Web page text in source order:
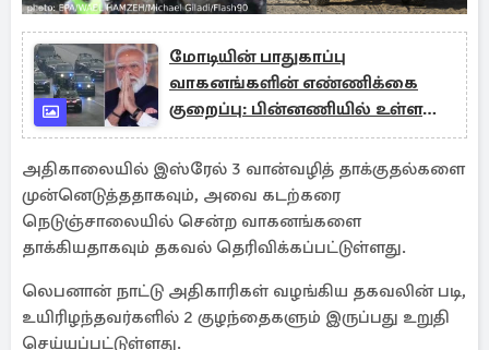
மோடியின் பாதுகாப்பு
வாகனங்களின் எண்ணிக்கை
குறைப்பு: பின்னணியில் உள்ள
காரணம்
அதிகாலையில் இஸ்ரேல் 3 வான்வழித் தாக்குதல்களை
முன்னெடுத்ததாகவும், அவை கடற்கரை
நெடுஞ்சாலையில் சென்ற வாகனங்களை
தாக்கியதாகவும் தகவல் தெரிவிக்கப்பட்டுள்ளது.
லெபனான் நாட்டு அதிகாரிகள் வழங்கிய தகவலின் படி,
உயிரிழந்தவர்களில் 2 குழந்தைகளும் இருப்பது உறுதி
செய்யப்பட்டுள்ளது.